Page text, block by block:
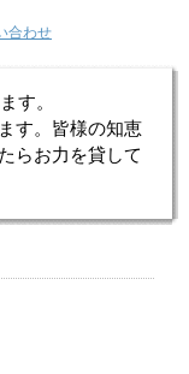
合わせ
す。
す。皆様の知恵
らお力を貸して